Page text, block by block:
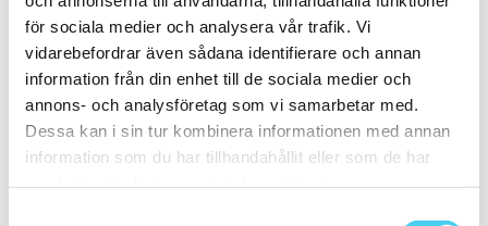
för sociala medier och analysera vår trafik. Vi
vidarebefordrar även sådana identifierare och annan
information från din enhet till de sociala medier och
annons- och analysföretag som vi samarbetar med.
Dessa kan i sin tur kombinera informationen med annan
information som du har tillhandahållit eller som de har
Storlek:15x15 cm
Yta:Matt,Slät
695 kr / m² 348 kr / m²
Klinker BERGHAMN Vitgrå
Storlek: 15x15 cm
Yta:Matt,Slät